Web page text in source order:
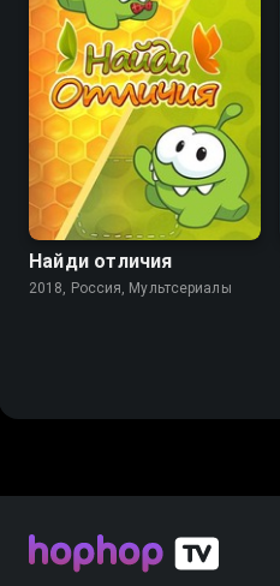
7.7
Найди отличия
2018, Россия, Мультсериалы